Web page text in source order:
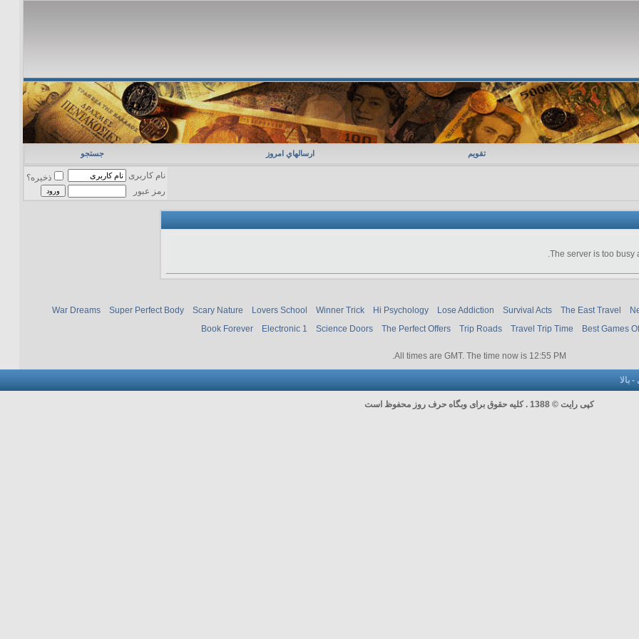
تقویم ارسالهاي امروز جستجو
نام کاربری
ذخیره؟
رمز عبور
The server is too busy
War Dreams Super Perfect Body Scary Nature Lovers School Winner Trick Hi Psychology Lose Addiction Survival Acts The East Travel
Book Forever
Electronic 1 Science Doors The Perfect Offers Trip Roads Travel Trip Time Best Games Of
All times are GMT. The time now is 12:55 PM
.
- بالا
کپی رایت © 1388 . کلیه حقوق برای وبگاه حرف روز محفوظ است